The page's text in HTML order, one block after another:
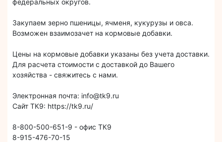
Закупаем зерно пшеницы, ячменя, кукурузы и овса.
Возможен взаимозачет на кормовые добавки.
Цены на кормовые добавки указаны без учета доставки.
Для расчета стоимости с доставкой до Вашего
хозяйства - свяжитесь с нами.
Электронная почта: info@tk9.ru
Сайт ТК9: https://tk9.ru/
8-800-500-651-9 - офис ТК9
8-915-476-70-15